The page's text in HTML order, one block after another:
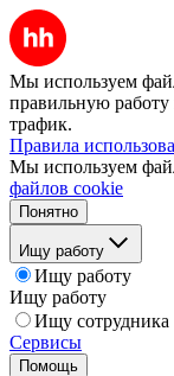
Мы используем
правильную работу
трафик.
Правила
Мы используем
файлов cookie
Понятно
Ищу работу
Ищу работу
Ищу работу
Ищу сотрудника
Сервисы
Помощь